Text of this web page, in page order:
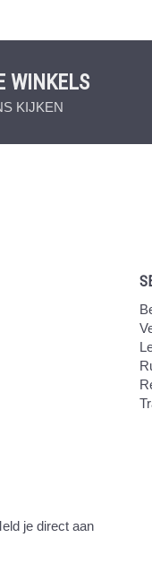
WINKELS
KIJKEN
je direct aan